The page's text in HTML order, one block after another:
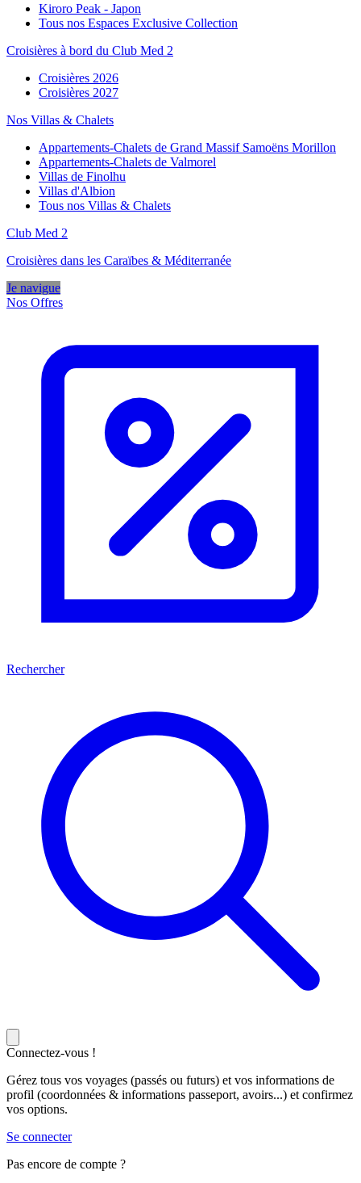
Kiroro Peak - Japon
Tous nos Espaces Exclusive Collection
Croisières à bord du Club Med 2
Croisières 2026
Croisières 2027
Nos Villas & Chalets
Appartements-Chalets de Grand Massif Samoëns Morillon
Appartements-Chalets de Valmorel
Villas de Finolhu
Villas d'Albion
Tous nos Villas & Chalets
Club Med 2
Croisières dans les Caraïbes & Méditerranée
Je navigue
Nos Offres
Rechercher
Connectez-vous !
Gérez tous vos voyages (passés ou futurs) et vos informations de
profil (coordonnées & informations passeport, avoirs...) et confirmez
vos options.
Se connecter
Pas encore de compte ?